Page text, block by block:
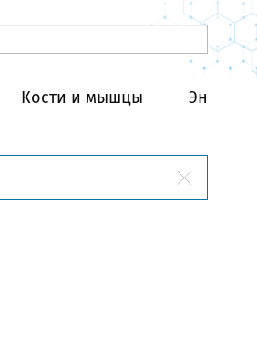
Кости и мышцы